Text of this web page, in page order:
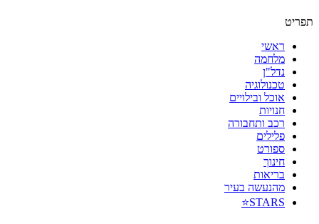
תפריט
ראשי
מלחמה
נדל"ן
טכנולוגיה
אוכל ובילויים
חנויות
רכב ותחבורה
פלילים
ספורט
חינוך
בריאות
מהנעשה בעיר
STARS⭐